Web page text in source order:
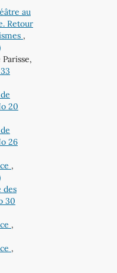
au
Retour
,
20
26
,
des
30
,
,